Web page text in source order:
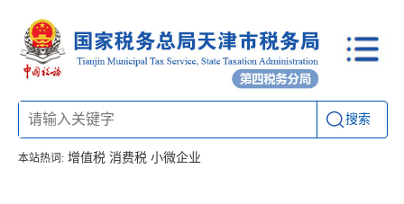
搜索
本站热词: 增值税 消费税 小微企业